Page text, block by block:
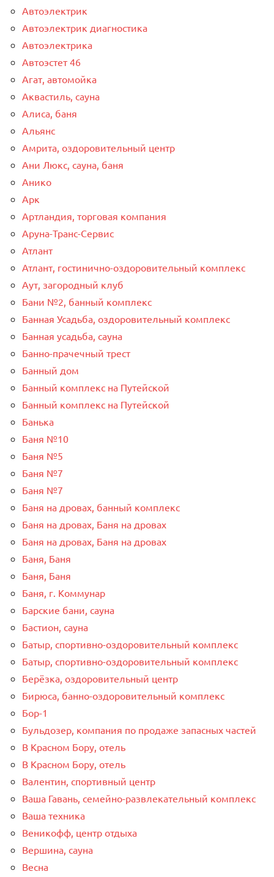
Автоэлектрик
Автоэлектрик диагностика
Автоэлектрика
Автоэстет 46
Агат, автомойка
Аквастиль, сауна
Алиса, баня
Альянс
Амрита, оздоровительный центр
Ани Люкс, сауна, баня
Анико
Арк
Артландия, торговая компания
Аруна-Транс-Сервис
Атлант
Атлант, гостинично-оздоровительный комплекс
Аут, загородный клуб
Бани №2, банный комплекс
Банная Усадьба, оздоровительный комплекс
Банная усадьба, сауна
Банно-прачечный трест
Банный дом
Банный комплекс на Путейской
Банный комплекс на Путейской
Банька
Баня №10
Баня №5
Баня №7
Баня №7
Баня на дровах, банный комплекс
Баня на дровах, Баня на дровах
Баня на дровах, Баня на дровах
Баня, Баня
Баня, Баня
Баня, г. Коммунар
Барские бани, сауна
Бастион, сауна
Батыр, спортивно-оздоровительный комплекс
Батыр, спортивно-оздоровительный комплекс
Берёзка, оздоровительный центр
Бирюса, банно-оздоровительный комплекс
Бор-1
Бульдозер, компания по продаже запасных частей
В Красном Бору, отель
В Красном Бору, отель
Валентин, спортивный центр
Ваша Гавань, семейно-развлекательный комплекс
Ваша техника
Веникофф, центр отдыха
Вершина, сауна
Весна